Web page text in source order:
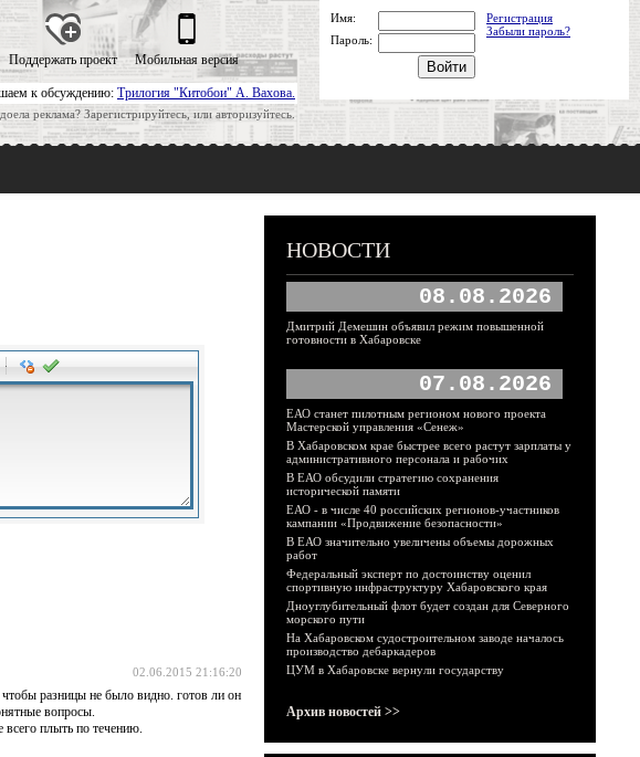
к обсуждению: Трилогия "Китобои" А. Вахова.
реклама? Зарегистрируйтесь, или авторизуйтесь.
Поддержать проект Мобильная версия
Имя:
Регистрация
Забыли пароль?
Пароль:
-
-
-
02.06.2015 21:16:20
разницы не было видно. готов ли он
вопросы.
плыть по течению.
НОВОСТИ
08.08.2026
Дмитрий Демешин объявил режим повышенной
готовности в Хабаровске
07.08.2026
ЕАО станет пилотным регионом нового проекта
Мастерской управления «Сенеж»
В Хабаровском крае быстрее всего растут зарплаты у
административного персонала и рабочих
В ЕАО обсудили стратегию сохранения
исторической памяти
ЕАО - в числе 40 российских регионов-участников
кампании «Продвижение безопасности»
В ЕАО значительно увеличены объемы дорожных
работ
Федеральный эксперт по достоинству оценил
спортивную инфраструктуру Хабаровского края
Дноуглубительный флот будет создан для Северного
морского пути
На Хабаровском судостроительном заводе началось
производство дебаркадеров
ЦУМ в Хабаровске вернули государству
Архив новостей >>